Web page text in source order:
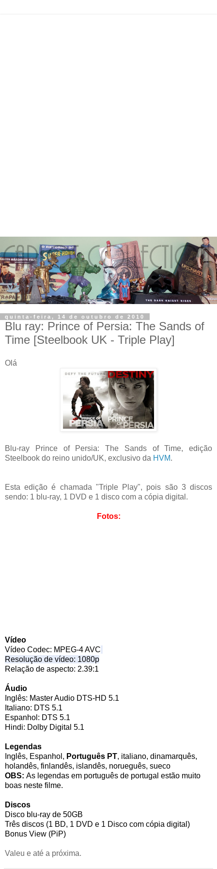
quinta-feira, 14 de outubro de 2010
Blu ray: Prince of Persia: The Sands of
Time [Steelbook UK - Triple Play]
Olá
Blu-ray Prince of Persia: The Sands of Time, edição
Steelbook do reino unido/UK, exclusivo da HVM.
Esta edição é chamada "Triple Play", pois são 3 discos
sendo: 1 blu-ray, 1 DVD e 1 disco com a cópia digital.
Fotos:
Vídeo
Vídeo Codec: MPEG-4 AVC
Resolução de vídeo: 1080p
Relação de aspecto: 2.39:1
Áudio
Inglês: Master Audio DTS-HD 5.1
Italiano: DTS 5.1
Espanhol: DTS 5.1
Hindi: Dolby Digital 5.1
Legendas
Inglês, Espanhol, Português PT, italiano, dinamarquês,
holandês, finlandês, islandês, norueguês, sueco
OBS: As legendas em português de portugal estão muito
boas neste filme.
Discos
Disco blu-ray de 50GB
Três discos (1 BD, 1 DVD e 1 Disco com cópia digital)
Bonus View (PiP)
Valeu e até a próxima.